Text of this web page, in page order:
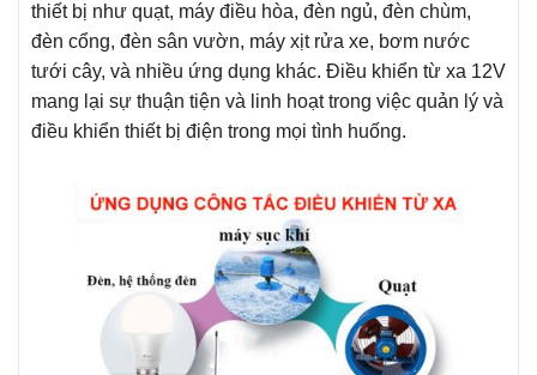
thiết bị như quạt, máy điều hòa, đèn ngủ, đèn chùm,
đèn cổng, đèn sân vườn, máy xịt rửa xe, bơm nước
tưới cây, và nhiều ứng dụng khác. Điều khiển từ xa 12V
mang lại sự thuận tiện và linh hoạt trong việc quản lý và
điều khiển thiết bị điện trong mọi tình huống.